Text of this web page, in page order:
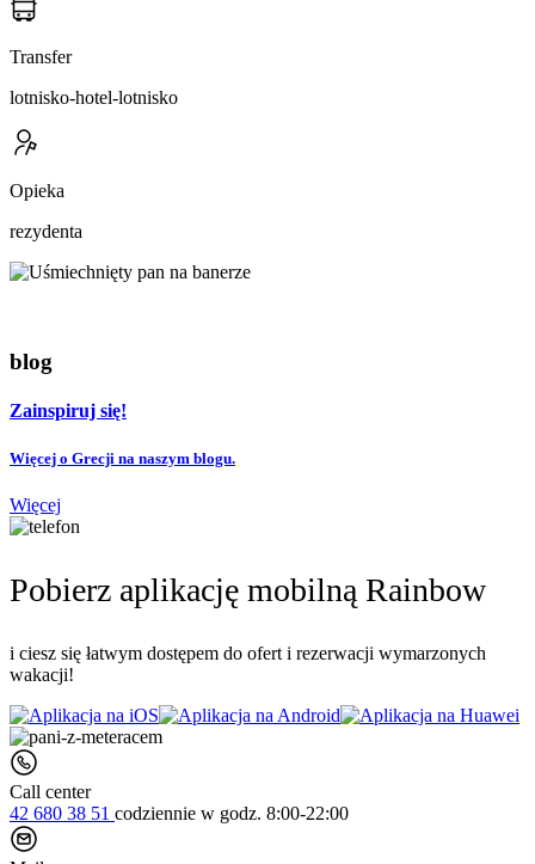
Transfer
lotnisko-hotel-lotnisko
Opieka
rezydenta
blog
Zainspiruj się!
Więcej o Grecji na naszym blogu.
Więcej
Pobierz aplikację mobilną Rainbow
i ciesz się łatwym dostępem do ofert i rezerwacji wymarzonych
wakacji!
Call center
42 680 38 51 codziennie w godz. 8:00-22:00